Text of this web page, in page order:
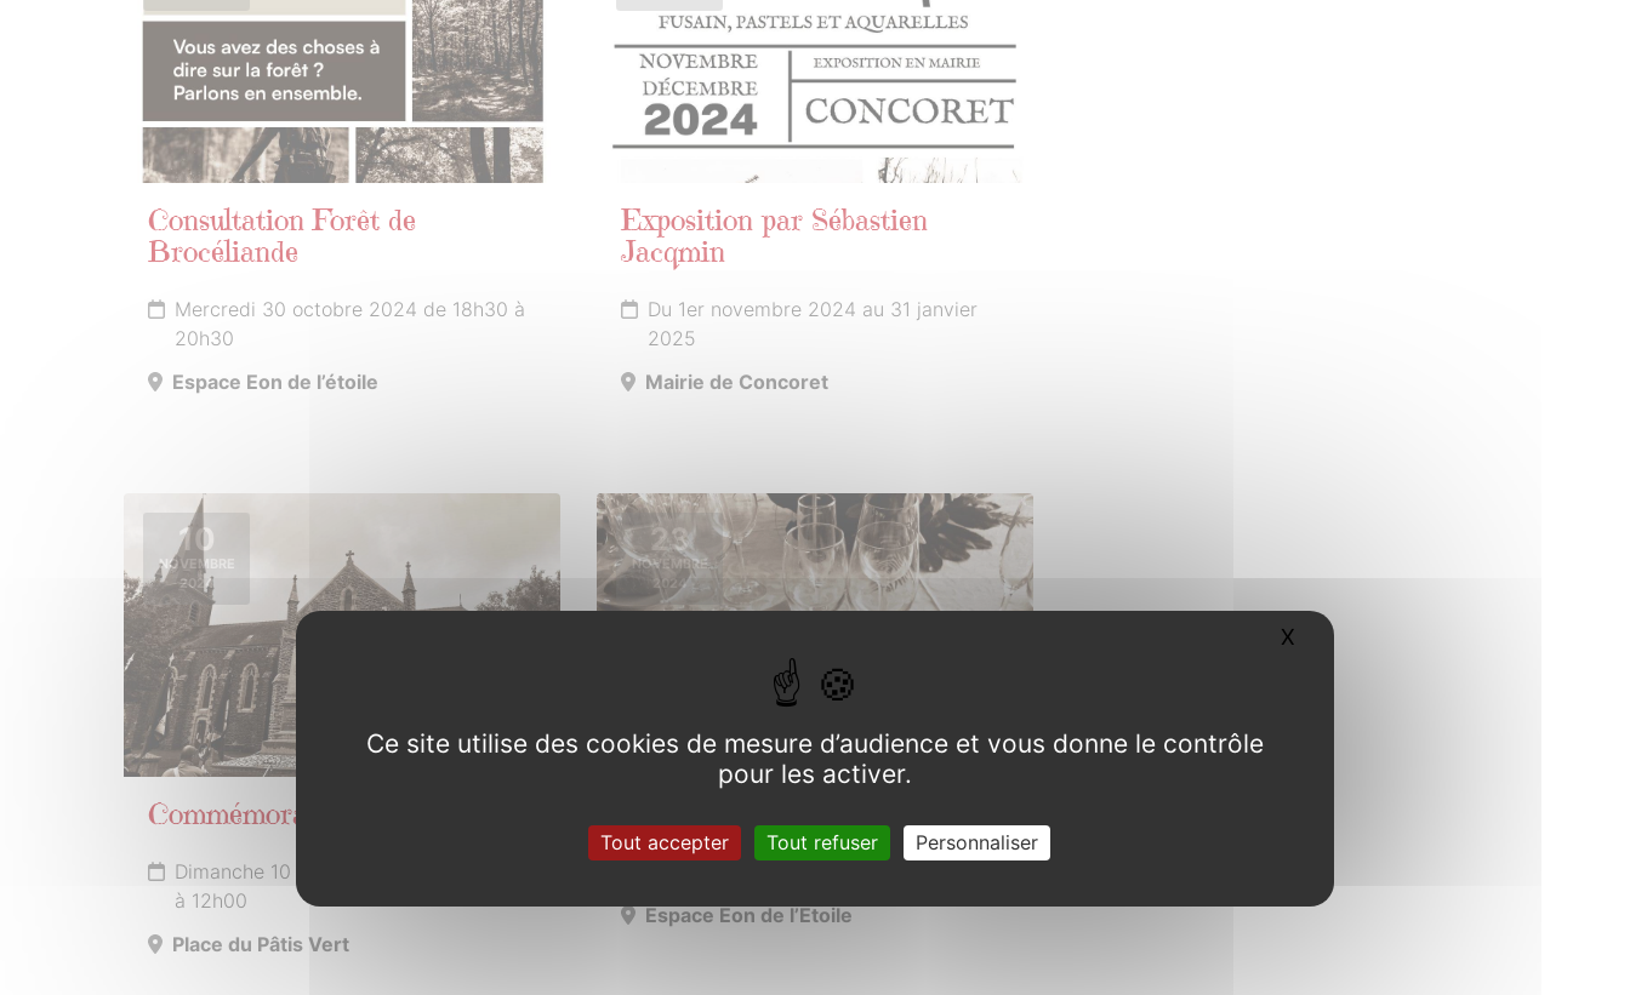
Consultation Forêt de
Brocéliande
Mercredi 30 octobre 2024 de 18h30 à
20h30
Espace Eon de l’étoile
Exposition par Sébastien
Jacqmin
Du 1er novembre 2024 au 31 janvier
2025
Mairie de Concoret
10
NOVEMBRE
2024
Commémoration Armistice
Dimanche 10 novembre 2024 de 10h30
à 12h00
Place du Pâtis Vert
23
NOVEMBRE
2024
Espace Eon de l’Etoile
Ce site utilise des cookies de mesure d’audience et vous donne le contrôle
pour les activer.
Tout accepter Tout refuser Personnaliser
X Masquer le bandeau des cookies